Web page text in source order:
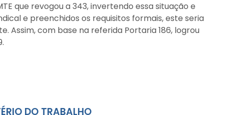
que revogou a 343, invertendo essa situação e
e preenchidos os requisitos formais, este seria
Assim, com base na referida Portaria 186, logrou
DO TRABALHO